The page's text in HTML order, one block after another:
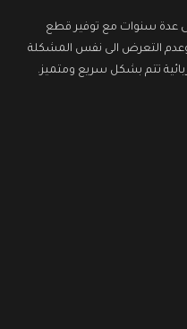
عدة سنوات مع توفير قطع
وعدم التعرض الى نفس المشكلة
تتم بشكل سريع ومتميز.